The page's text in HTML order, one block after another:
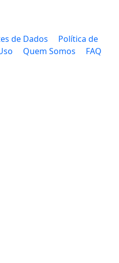
de Dados
Política de
Quem Somos FAQ